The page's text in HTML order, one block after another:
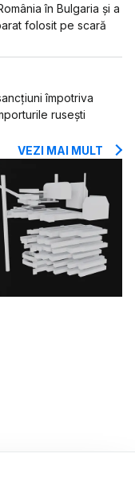
în Bulgaria și a
folosit pe scară
împotriva
rusești
VEZI MAI MULT